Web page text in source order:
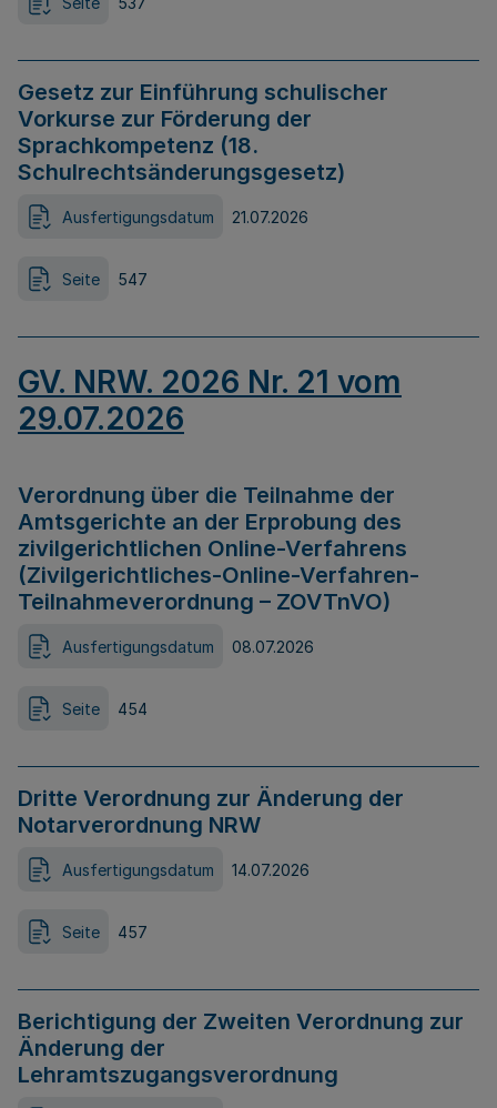
Gesetz zur Einführung schulischer
Vorkurse zur Förderung der
Sprachkompetenz (18.
Schulrechtsänderungsgesetz)
Ausfertigungsdatum 21.07.2026
Seite 547
GV. NRW. 2026 Nr. 21 vom
29.07.2026
Verordnung über die Teilnahme der
Amtsgerichte an der Erprobung des
zivilgerichtlichen Online-Verfahrens
(Zivilgerichtliches-Online-Verfahren-
Teilnahmeverordnung – ZOVTnVO)
Ausfertigungsdatum 08.07.2026
Seite 454
Dritte Verordnung zur Änderung der
Notarverordnung NRW
Ausfertigungsdatum 14.07.2026
Seite 457
Berichtigung der Zweiten Verordnung zur
Änderung der
Lehramtszugangsverordnung